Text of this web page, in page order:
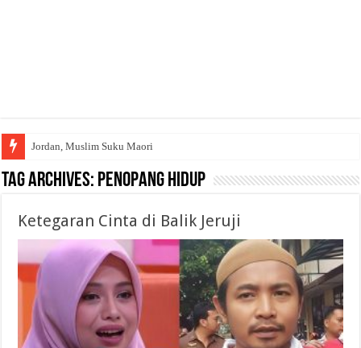
Jordan, Muslim Suku Maori
Tag Archives: Penopang Hidup
Ketegaran Cinta di Balik Jeruji